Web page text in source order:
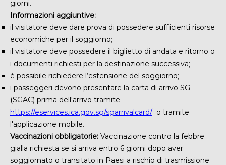
giorni.
Informazioni aggiuntive:
il visitatore deve dare prova di possedere sufficienti risorse
economiche per il soggiorno;
il visitatore deve possedere il biglietto di andata e ritorno o
i documenti richiesti per la destinazione successiva;
è possibile richiedere l’estensione del soggiorno;
i passeggeri devono presentare la carta di arrivo SG
(SGAC) prima dell'arrivo tramite
https://eservices.ica.gov.sg/sgarrivalcard/ o tramite
l'applicazione mobile.
Vaccinazioni obbligatorie: Vaccinazione contro la febbre
gialla richiesta se si arriva entro 6 giorni dopo aver
soggiornato o transitato in Paesi a rischio di trasmissione